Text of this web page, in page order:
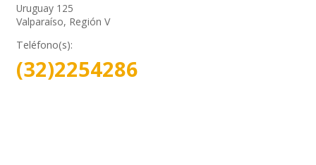
Uruguay 125
Valparaíso, Región V
Teléfono(s):
(32)2254286